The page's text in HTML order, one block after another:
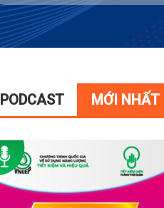
PODCAST MỚI NHẤT